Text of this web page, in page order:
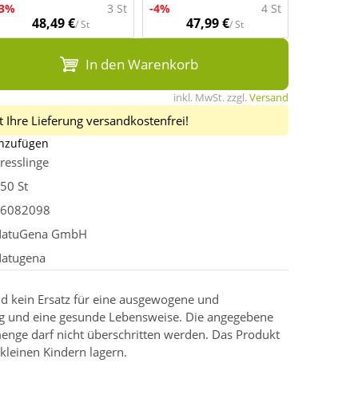
3 St
48,49 €/ St
-4% 4 St
47,99 €/ St
In den Warenkorb
inkl. MwSt. zzgl.Versand
Lieferung versandkostenfrei!
St
GmbH
kein Ersatz für eine ausgewogene und
eine gesunde Lebensweise. Die angegebene
darf nicht überschritten werden. Das Produkt
Kindern lagern.